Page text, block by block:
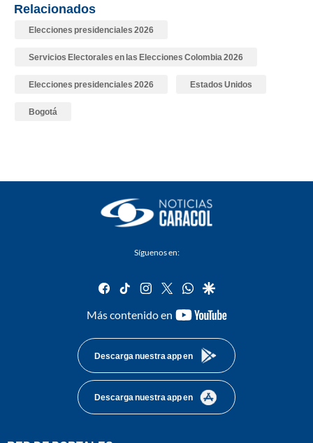
Relacionados
Elecciones presidenciales 2026
Servicios Electorales en las Elecciones Colombia 2026
Elecciones presidenciales 2026 Estados Unidos
Bogotá
Síguenos en:
facebook
tiktok instagram
twitterwhatsapp
google
Más contenido en
youtube-
Descarga nuestra app en
Descarga nuestra app en